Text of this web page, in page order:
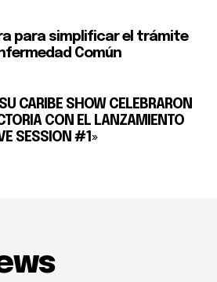
para simplificar el trámite
Común
CARIBE SHOW CELEBRARON
CON EL LANZAMIENTO
SESSION #1»